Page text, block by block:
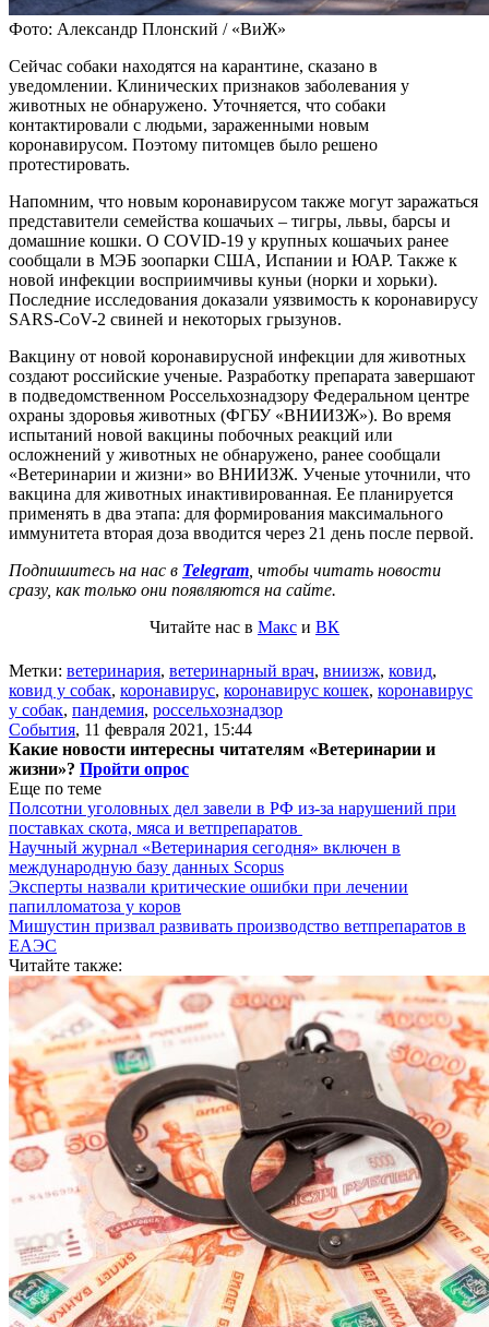
Фото: Александр Плонский / «ВиЖ»
Сейчас собаки находятся на карантине, сказано в
уведомлении. Клинических признаков заболевания у
животных не обнаружено. Уточняется, что собаки
контактировали с людьми, зараженными новым
коронавирусом. Поэтому питомцев было решено
протестировать.
Напомним, что новым коронавирусом также могут заражаться
представители семейства кошачьих – тигры, львы, барсы и
домашние кошки. О COVID-19 у крупных кошачьих ранее
сообщали в МЭБ зоопарки США, Испании и ЮАР. Также к
новой инфекции восприимчивы куньи (норки и хорьки).
Последние исследования доказали уязвимость к коронавирусу
SARS-CoV-2 свиней и некоторых грызунов.
Вакцину от новой коронавирусной инфекции для животных
создают российские ученые. Разработку препарата завершают
в подведомственном Россельхознадзору Федеральном центре
охраны здоровья животных (ФГБУ «ВНИИЗЖ»). Во время
испытаний новой вакцины побочных реакций или
осложнений у животных не обнаружено, ранее сообщали
«Ветеринарии и жизни» во ВНИИЗЖ. Ученые уточнили, что
вакцина для животных инактивированная. Ее планируется
применять в два этапа: для формирования максимального
иммунитета вторая доза вводится через 21 день после первой.
Подпишитесь на нас в Telegram , чтобы читать новости
сразу, как только они появляются на сайте.
Читайте нас в Макс и ВК
Метки: ветеринария, ветеринарный врач, вниизж, ковид,
ковид у собак, коронавирус, коронавирус кошек, коронавирус
у собак, пандемия, россельхознадзор
События, 11 февраля 2021, 15:44
Какие новости интересны читателям «Ветеринарии и
жизни»? Пройти опрос
Еще по теме
Полсотни уголовных дел завели в РФ из-за нарушений при
поставках скота, мяса и ветпрепаратов
Научный журнал «Ветеринария сегодня» включен в
международную базу данных Scopus
Эксперты назвали критические ошибки при лечении
папилломатоза у коров
Мишустин призвал развивать производство ветпрепаратов в
ЕАЭС
Читайте также: